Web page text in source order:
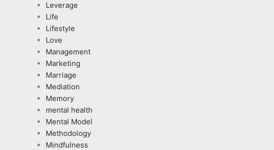
Leverage
Life
Lifestyle
Love
Management
Marketing
Marriage
Mediation
Memory
mental health
Mental Model
Methodology
Mindfulness